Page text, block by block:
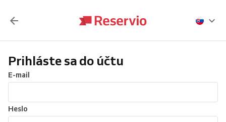
Prihláste sa do účtu
E-mail
Heslo